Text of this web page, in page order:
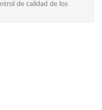
de calidad de los